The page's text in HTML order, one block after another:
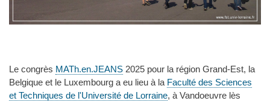
Le congrès MATh.en.JEANS 2025 pour la région Grand-Est, la
Belgique et le Luxembourg a eu lieu à la Faculté des Sciences
et Techniques de l'Université de Lorraine, à Vandoeuvre lès